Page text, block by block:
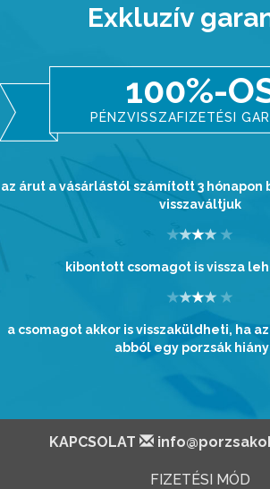
Exkluzív
100%-
PÉNZVISSZAFIZETÉSI
az árut a vásárlástól számított 3
visszaváltjuk
kibontott csomagot is vissza
a csomagot akkor is visszaküldheti, ha
abból egy porzsák
KAPCSOLAT
FIZETÉSI MÓD